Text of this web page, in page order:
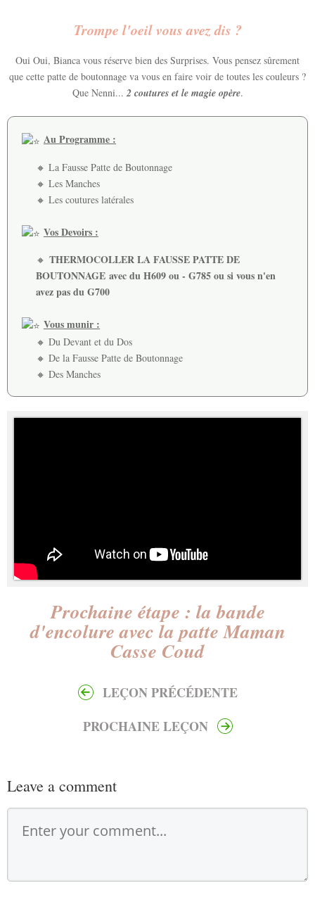
Trompe l'oeil vous avez dis ?
Oui Oui, Bianca vous réserve bien des Surprises. Vous pensez sûrement
que cette patte de boutonnage va vous en faire voir de toutes les couleurs ?
Que Nenni...2 coutures et le magie opère.
Au Programme :
🔸 La Fausse Patte de Boutonnage
🔸 Les Manches
🔸 Les coutures latérales
Vos Devoirs :
🔸 THERMOCOLLER LA FAUSSE PATTE DE
BOUTONNAGE avec du H609 ou - G785 ou si vous n'en
avez pas du G700
Vous munir :
🔸 Du Devant et du Dos
🔸 De la Fausse Patte de Boutonnage
🔸 Des Manches
Prochaine étape : la bande
d'encolure avec la patte Maman
Casse Coud
LEÇON PRÉCÉDENTE
PROCHAINE LEÇON
Leave a comment